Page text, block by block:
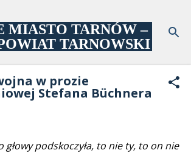
MIASTO TARNÓW –
TARNOWSKI
w prozie
Stefana Büchnera
głowy podskoczyła, to nie ty, to on nie